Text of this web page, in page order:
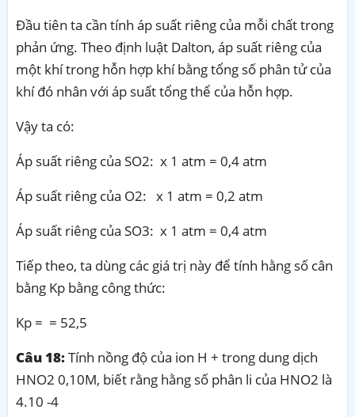
Đầu tiên ta cần tính áp suất riêng của mỗi chất trong
phản ứng. Theo định luật Dalton, áp suất riêng của
một khí trong hỗn hợp khí bằng tổng số phân tử của
khí đó nhân với áp suất tổng thể của hỗn hợp.
Vậy ta có:
Áp suất riêng của SO2: x 1 atm = 0,4 atm
Áp suất riêng của O2: x 1 atm = 0,2 atm
Áp suất riêng của SO3: x 1 atm = 0,4 atm
Tiếp theo, ta dùng các giá trị này để tính hằng số cân
bằng Kp bằng công thức:
Kp = = 52,5
Câu 18:Tính nồng độ của ion H + trong dung dịch
HNO2 0,10M, biết rằng hằng số phân li của HNO2 là
4.10 -4